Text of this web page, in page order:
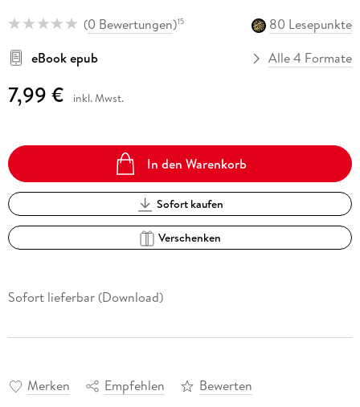
(0 Bewertungen)15
80 Lesepunkte
eBook epub
Alle 4 Formate
7,99 € inkl. Mwst.
In den Warenkorb
Sofort kaufen
Verschenken
Sofort lieferbar (Download)
Merken Empfehlen Bewerten